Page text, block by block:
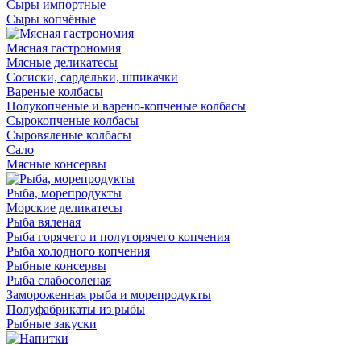
Сыры импортные
Сыры копчёные
Мясная гастрономия
Мясные деликатесы
Сосиски, сардельки, шпикачки
Вареные колбасы
Полукопченые и варено-копченые колбасы
Сырокопченые колбасы
Сыровяленые колбасы
Сало
Мясные консервы
Рыба, морепродукты
Морские деликатесы
Рыба вяленая
Рыба горячего и полугорячего копчения
Рыба холодного копчения
Рыбные консервы
Рыба слабосоленая
Замороженная рыба и морепродукты
Полуфабрикаты из рыбы
Рыбные закуски